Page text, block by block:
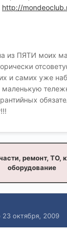
http://
из ПЯТИ моих
и самих уже
маленькую
ремонт, ТО,
оборудование
23 октября, 2009